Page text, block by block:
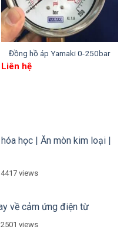
trở thành đối tác thân
số lượng lớn các thiết
được nhiều ưu đãi về
cần bỏ ra khoản chi
mua tại Vimitech.
nhiệt tình tại
Đồng hồ áp Yamaki 0-250bar
Liên hệ
hóa học | Ăn mòn kim loại |
4417 views
về cảm ứng điện từ
2501 views